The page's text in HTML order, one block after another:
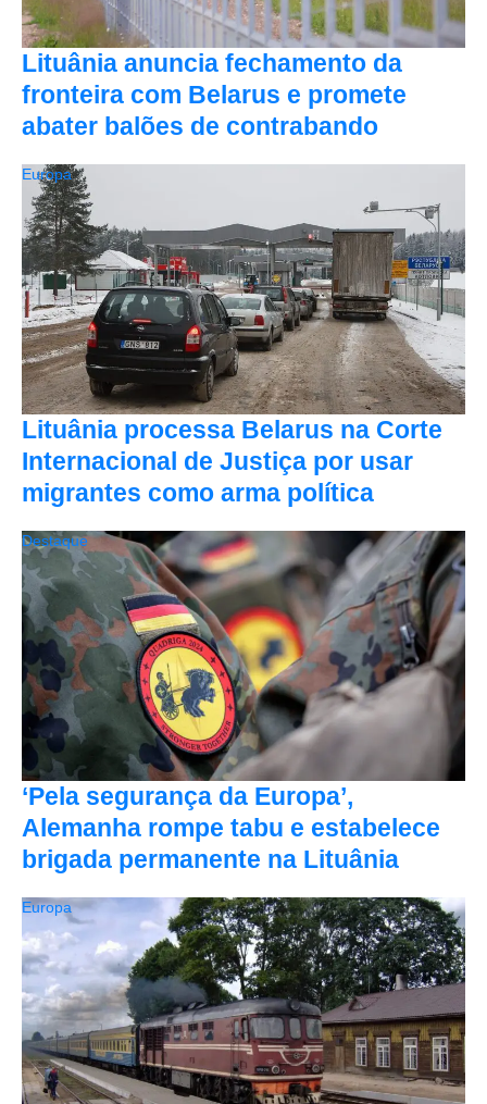
Lituânia anuncia fechamento da
fronteira com Belarus e promete
abater balões de contrabando
Lituânia processa Belarus na Corte
Internacional de Justiça por usar
migrantes como arma política
Europa
‘Pela segurança da Europa’,
Alemanha rompe tabu e estabelece
brigada permanente na Lituânia
Destaque
Europa